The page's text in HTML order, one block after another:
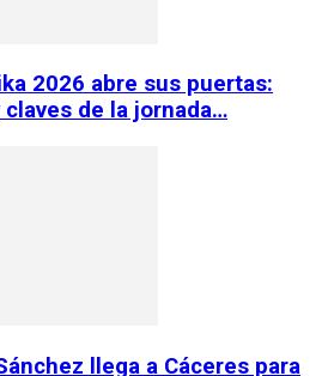
2026 abre sus puertas:
claves de la jornada…
llega a Cáceres para